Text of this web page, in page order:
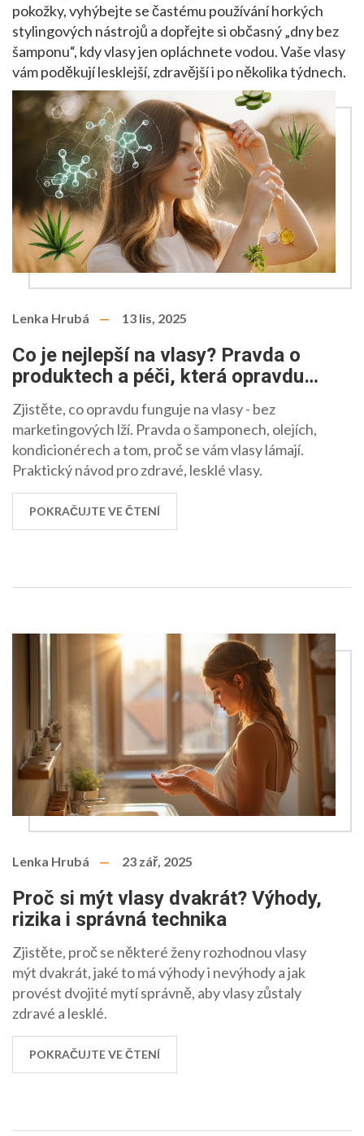
pokožky, vyhýbejte se častému používání horkých
stylingových nástrojů a dopřejte si občasný „dny bez
šamponu“, kdy vlasy jen opláchnete vodou. Vaše vlasy
vám poděkují lesklejší, zdravější i po několika týdnech.
Lenka Hrubá 13 lis, 2025
Co je nejlepší na vlasy? Pravda o
produktech a péči, která opravdu
funguje
Zjistěte, co opravdu funguje na vlasy - bez
marketingových lží. Pravda o šamponech, olejích,
kondicionérech a tom, proč se vám vlasy lámají.
Praktický návod pro zdravé, lesklé vlasy.
POKRAČUJTE VE ČTENÍ
Lenka Hrubá 23 zář, 2025
Proč si mýt vlasy dvakrát? Výhody,
rizika i správná technika
Zjistěte, proč se některé ženy rozhodnou vlasy
mýt dvakrát, jaké to má výhody i nevýhody a jak
provést dvojité mytí správně, aby vlasy zůstaly
zdravé a lesklé.
POKRAČUJTE VE ČTENÍ